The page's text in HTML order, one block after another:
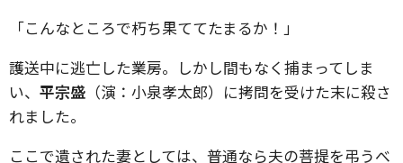
「こんなところで朽ち果ててたまるか！」
護送中に逃亡した業房。しかし間もなく捕まってしま
い、 平宗盛 （演：小泉孝太郎）に拷問を受けた末に殺さ
れました。
ここで遺された妻としては、普通なら夫の菩提を弔うべ